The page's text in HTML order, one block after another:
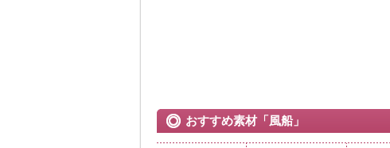
おすすめ素材「風船」